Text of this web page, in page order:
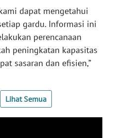
dapat mengetahui
gardu. Informasi ini
perencanaan
peningkatan kapasitas
sasaran dan efisien,”
Lihat Semua